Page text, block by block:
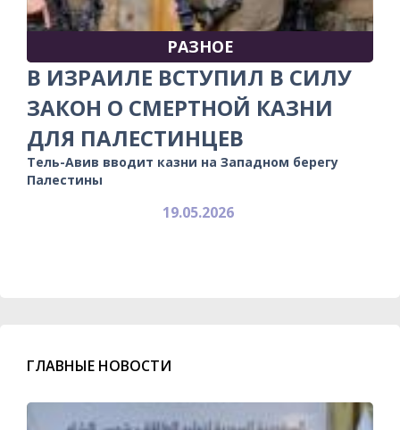
РАЗНОЕ
В ИЗРАИЛЕ ВСТУПИЛ В СИЛУ
ЗАКОН О СМЕРТНОЙ КАЗНИ
ДЛЯ ПАЛЕСТИНЦЕВ
Тель-Авив вводит казни на Западном берегу
Палестины
19.05.2026
ГЛАВНЫЕ НОВОСТИ